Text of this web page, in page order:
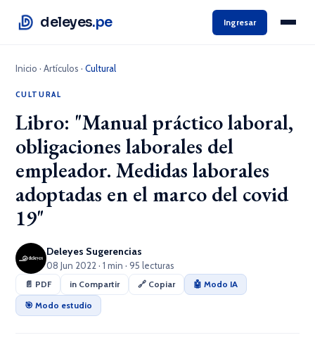
deleyes.pe Ingresar
Inicio ·Artículos ·Cultural
CULTURAL
Libro: "Manual práctico laboral,
obligaciones laborales del
empleador. Medidas laborales
adoptadas en el marco del covid
19"
Deleyes Sugerencias
08 Jun 2022 · 1 min · 95 lecturas
📄 PDF in Compartir 🔗 Copiar
🤖 Modo IA
🎯 Modo estudio